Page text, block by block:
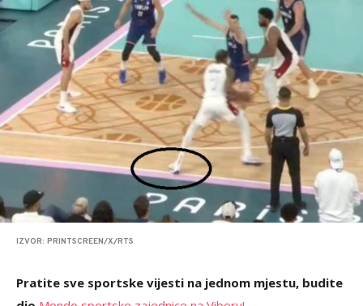
IZVOR: PRINTSCREEN/X/RTS
Pratite sve sportske vijesti na jednom mjestu, budite